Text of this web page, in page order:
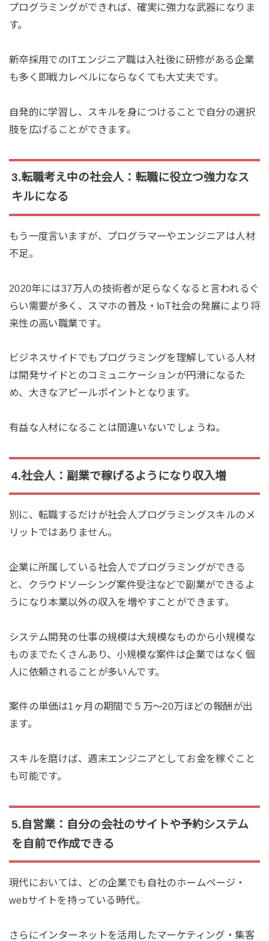
プログラミングができれば、確実に強力な武器になりま
す。
新卒採用でのITエンジニア職は入社後に研修がある企業
も多く即戦力レベルにならなくても大丈夫です。
自発的に学習し、スキルを身につけることで自分の選択
肢を広げることができます。
3.転職考え中の社会人：転職に役立つ強力なス
キルになる
もう一度言いますが、プログラマーやエンジニアは人材
不足。
2020年には37万人の技術者が足らなくなると言われるぐ
らい需要が多く、スマホの普及・IoT社会の発展により将
来性の高い職業です。
ビジネスサイドでもプログラミングを理解している人材
は開発サイドとのコミュニケーションが円滑になるた
め、大きなアピールポイントとなります。
有益な人材になることは間違いないでしょうね。
4.社会人：副業で稼げるようになり収入増
別に、転職するだけが社会人プログラミングスキルのメ
リットではありません。
企業に所属している社会人でプログラミングができる
と、クラウドソーシング案件受注などで副業ができるよ
うになり本業以外の収入を増やすことができます。
システム開発の仕事の規模は大規模なものから小規模な
ものまでたくさんあり、小規模な案件は企業ではなく個
人に依頼されることが多いんです。
案件の単価は1ヶ月の期間で５万〜20万ほどの報酬が出
ます。
スキルを磨けば、週末エンジニアとしてお金を稼ぐこと
も可能です。
5.自営業：自分の会社のサイトや予約システム
を自前で作成できる
現代においては、どの企業でも自社のホームページ・
webサイトを持っている時代。
さらにインターネットを活用したマーケティング・集客